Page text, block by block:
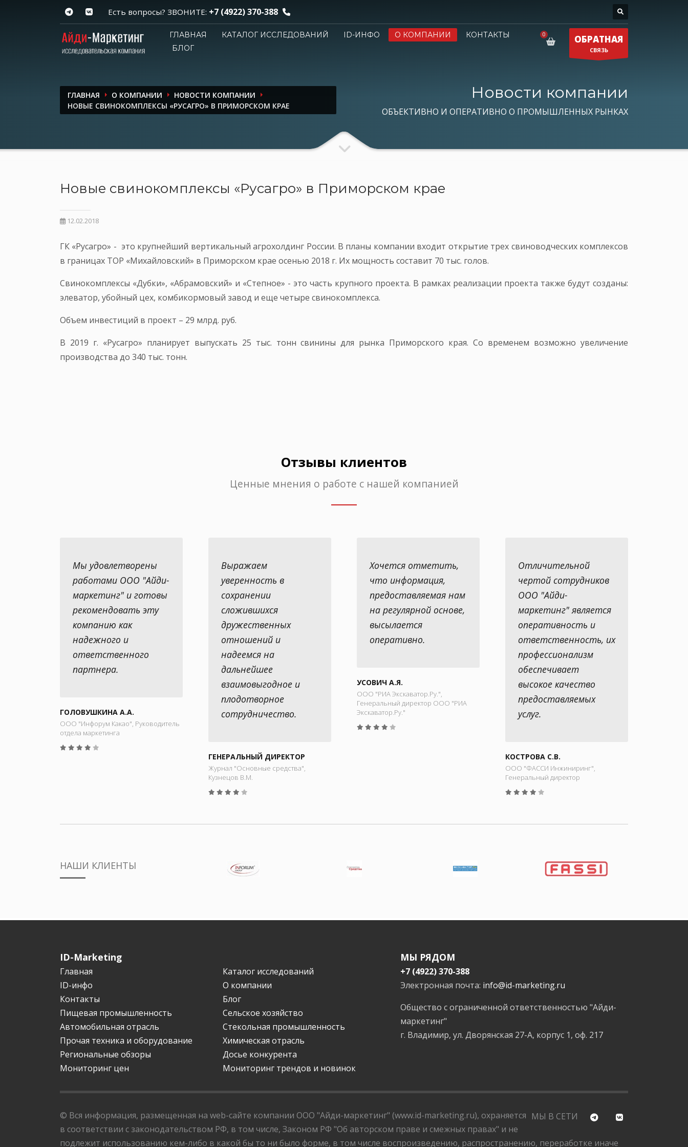
Есть вопросы? ЗВОНИТЕ: +7 (4922) 370-388
ГЛАВНАЯ КАТАЛОГ ИССЛЕДОВАНИЙ ID-ИНФО О КОМПАНИИ
КОНТАКТЫ
БЛОГ
ОБРАТНАЯ
СВЯЗЬ
ГЛАВНАЯ О КОМПАНИИ
НОВОСТИ КОМПАНИИ
НОВЫЕ СВИНОКОМПЛЕКСЫ «РУСАГРО» В ПРИМОРСКОМ КРАЕ
Новости компании
ОБЪЕКТИВНО И ОПЕРАТИВНО О ПРОМЫШЛЕННЫХ РЫНКАХ
Новые свинокомплексы «Русагро» в Приморском крае
12.02.2018
ГК «Русагро» - это крупнейший вертикальный агрохолдинг России. В планы компании входит открытие трех свиноводческих комплексов
в границах ТОР «Михайловский» в Приморском крае осенью 2018 г. Их мощность составит 70 тыс. голов.
Свинокомплексы «Дубки», «Абрамовский» и «Степное» - это часть крупного проекта. В рамках реализации проекта также будут созданы:
элеватор, убойный цех, комбикормовый завод и еще четыре свинокомплекса.
Объем инвестиций в проект – 29 млрд. руб.
В 2019 г. «Русагро» планирует выпускать 25 тыс. тонн свинины для рынка Приморского края. Со временем возможно увеличение
производства до 340 тыс. тонн.
Отзывы клиентов
Ценные мнения о работе с нашей компанией
Мы удовлетворены
работами ООО "Айди-
маркетинг" и готовы
рекомендовать эту
компанию как
надежного и
ответственного
партнера.
ГОЛОВУШКИНА А.А.
ООО "Инфорум Какао", Руководитель
отдела маркетинга
Выражаем
уверенность в
сохранении
сложившихся
дружественных
отношений и
надеемся на
дальнейшее
взаимовыгодное и
плодотворное
сотрудничество.
ГЕНЕРАЛЬНЫЙ ДИРЕКТОР
Журнал "Основные средства",
Кузнецов В.М.
Хочется отметить,
что информация,
предоставляемая нам
на регулярной основе,
высылается
оперативно.
УСОВИЧ А.Я.
ООО "РИА Экскаватор.Ру.",
Генеральный директор ООО "РИА
Экскаватор.Ру."
Отличительной
чертой сотрудников
ООО "Айди-
маркетинг" является
оперативность и
ответственность, их
профессионализм
обеспечивает
высокое качество
предоставляемых
услуг.
КОСТРОВА С.В.
ООО "ФАССИ Инжиниринг",
Генеральный директор
НАШИ КЛИЕНТЫ
ID-Marketing
Главная
Каталог исследований
ID-инфо
О компании
Контакты
Блог
Пищевая промышленность
Сельское хозяйство
Автомобильная отрасль
Стекольная промышленность
Прочая техника и оборудование
Химическая отрасль
Региональные обзоры
Досье конкурента
Мониторинг цен
Мониторинг трендов и новинок
МЫ РЯДОМ
+7 (4922) 370-388
Электронная почта: info@id-marketing.ru
Общество с ограниченной ответственностью "Айди-
маркетинг"
г. Владимир, ул. Дворянская 27-А, корпус 1, оф. 217
МЫ В СЕТИ
© Вся информация, размещенная на web-сайте компании ООО "Айди-маркетинг" (www.id-marketing.ru), охраняется
в соответствии с законодательством РФ, в том числе, Законом РФ "Об авторском праве и смежных правах" и не
подлежит использованию кем-либо в какой бы то ни было форме, в том числе воспроизведению, распространению, переработке иначе